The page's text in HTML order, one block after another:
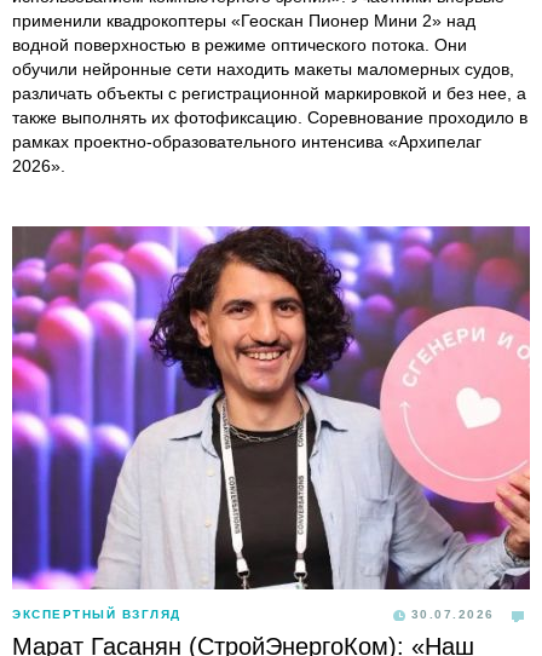
применили квадрокоптеры «Геоскан Пионер Мини 2» над
водной поверхностью в режиме оптического потока. Они
обучили нейронные сети находить макеты маломерных судов,
различать объекты с регистрационной маркировкой и без нее, а
также выполнять их фотофиксацию. Соревнование проходило в
рамках проектно-образовательного интенсива «Архипелаг
2026».
ЭКСПЕРТНЫЙ ВЗГЛЯД 30.07.2026
Марат Гасанян (СтройЭнергоКом): «Наш